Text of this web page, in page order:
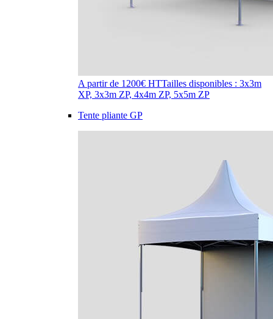
A partir de 1200€ HTTailles disponibles : 3x3m
XP, 3x3m ZP, 4x4m ZP, 5x5m ZP
Tente pliante GP